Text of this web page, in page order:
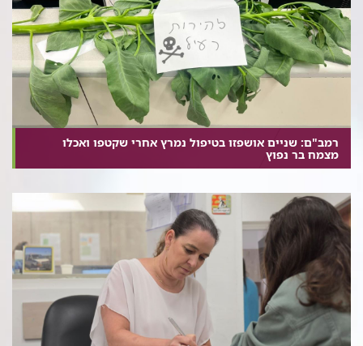
רמב"ם: שניים אושפזו בטיפול נמרץ אחרי שקטפו ואכלו
מצמח בר נפוץ